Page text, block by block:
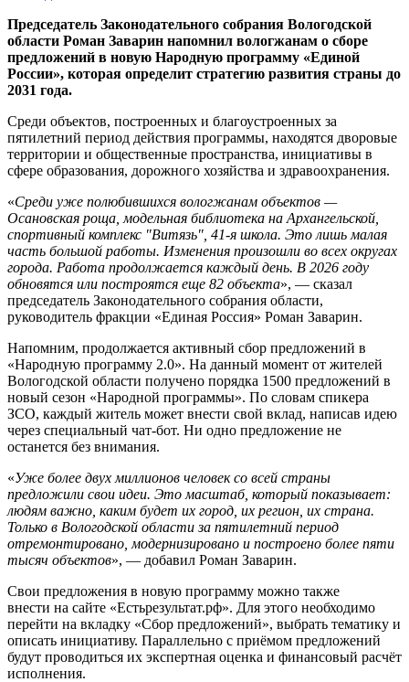
Председатель Законодательного собрания Вологодской
области Роман Заварин напомнил вологжанам о сборе
предложений в новую Народную программу «Единой
России», которая определит стратегию развития страны до
2031 года.
Среди объектов, построенных и благоустроенных за
пятилетний период действия программы, находятся дворовые
территории и общественные пространства, инициативы в
сфере образования, дорожного хозяйства и здравоохранения.
«Среди уже полюбившихся вологжанам объектов —
Осановская роща, модельная библиотека на Архангельской,
спортивный комплекс "Витязь", 41-я школа. Это лишь малая
часть большой работы. Изменения произошли во всех округах
города. Работа продолжается каждый день. В 2026 году
обновятся или построятся еще 82 объекта», — сказал
председатель Законодательного собрания области,
руководитель фракции «Единая Россия» Роман Заварин.
Напомним, продолжается активный сбор предложений в
«Народную программу 2.0». На данный момент от жителей
Вологодской области получено порядка 1500 предложений в
новый сезон «Народной программы». По словам спикера
ЗСО, каждый житель может внести свой вклад, написав идею
через специальный чат-бот. Ни одно предложение не
останется без внимания.
«Уже более двух миллионов человек со всей страны
предложили свои идеи. Это масштаб, который показывает:
людям важно, каким будет их город, их регион, их страна.
Только в Вологодской области за пятилетний период
отремонтировано, модернизировано и построено более пяти
тысяч объектов», — добавил Роман Заварин.
Свои предложения в новую программу можно также
внести на сайте «Естьрезультат.рф». Для этого необходимо
перейти на вкладку «Сбор предложений», выбрать тематику и
описать инициативу. Параллельно с приёмом предложений
будут проводиться их экспертная оценка и финансовый расчёт
исполнения.